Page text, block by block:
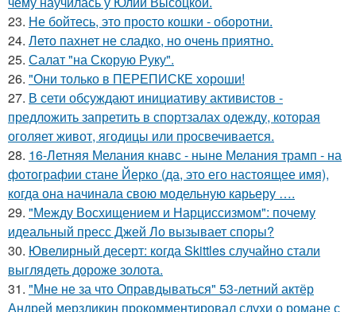
23. Не бойтесь, это просто кошки - оборотни.
24. Лето пахнет не сладко, но очень приятно.
25. Салат "на Скорую Руку".
26. "Они только в ПЕРЕПИСКЕ хороши!
27. В сети обсуждают инициативу активистов -
предложить запретить в спортзалах одежду, которая
оголяет живот, ягодицы или просвечивается.
28. 16-Летняя Мелания кнавс - ныне Мелания трамп - на
фотографии стане Йерко (да, это его настоящее имя),
когда она начинала свою модельную карьеру ….
29. "Между Восхищением и Нарциссизмом": почему
идеальный пресс Джей Ло вызывает споры?
30. Ювелирный десерт: когда Skittles случайно стали
выглядеть дороже золота.
31. "Мне не за что Оправдываться" 53-летний актёр
Андрей мерзликин прокомментировал слухи о романе с